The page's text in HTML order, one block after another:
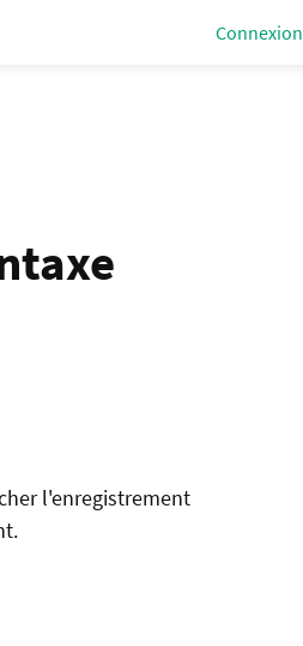
Connexion
l'enregistrement